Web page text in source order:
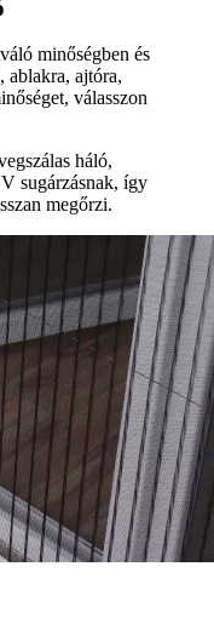
minőségben és
ablakra, ajtóra,
válasszon
háló,
sugárzásnak, így
megőrzi.